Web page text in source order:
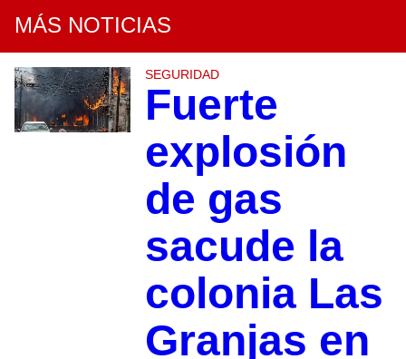
MÁS NOTICIAS
SEGURIDAD
Fuerte
explosión
de gas
sacude la
colonia Las
Granjas en